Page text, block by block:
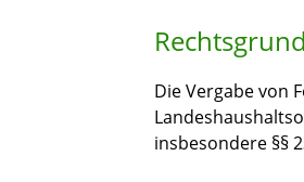
Die Vergabe von
insbesondere §§